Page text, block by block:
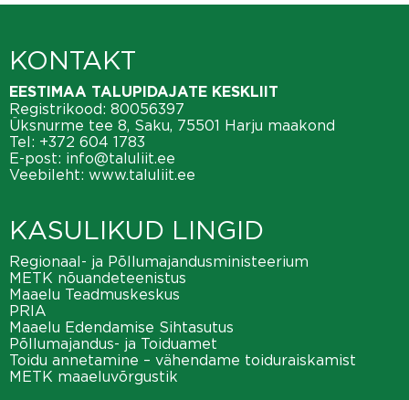
KONTAKT
EESTIMAA TALUPIDAJATE KESKLIIT
Registrikood: 80056397
Üksnurme tee 8, Saku, 75501 Harju maakond
Tel: +372 604 1783
E-post: info@taluliit.ee
Veebileht: www.taluliit.ee
KASULIKUD LINGID
Regionaal- ja Põllumajandusministeerium
METK nõuandeteenistus
Maaelu Teadmuskeskus
PRIA
Maaelu Edendamise Sihtasutus
Põllumajandus- ja Toiduamet
Toidu annetamine – vähendame toiduraiskamist
METK maaeluvõrgustik